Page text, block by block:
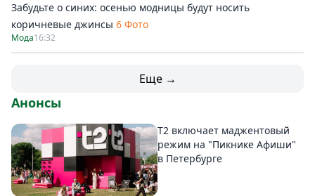
Забудьте о синих: осенью модницы будут носить
коричневые джинсы 6 Фото
Мода16:32
Еще →
Анонсы
Т2 включает маджентовый
режим на "Пикнике Афиши"
в Петербурге